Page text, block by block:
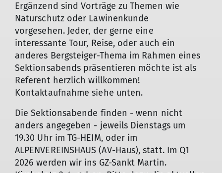
Ergänzend sind Vorträge zu Themen wie
Naturschutz oder Lawinenkunde
vorgesehen. Jeder, der gerne eine
interessante Tour, Reise, oder auch ein
anderes Bergsteiger-Thema im Rahmen eines
Sektionsabends präsentieren möchte ist als
Referent herzlich willkommen!
Kontaktaufnahme siehe unten.
Die Sektionsabende finden - wenn nicht
anders angegeben - jeweils Dienstags um
19.30 Uhr im TG-HEIM, oder im
ALPENVEREINSHAUS (AV-Haus), statt. Im Q1
2026 werden wir ins GZ-Sankt Martin.